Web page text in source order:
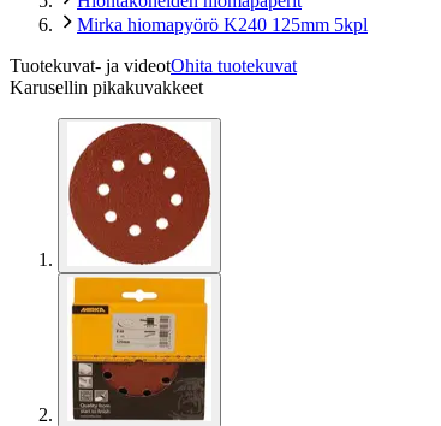
Mirka hiomapyörö K240 125mm 5kpl
Tuotekuvat- ja videotOhita tuotekuvat
Karusellin pikakuvakkeet